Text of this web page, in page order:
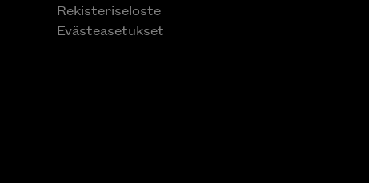
Rekisteriseloste
Evästeasetukset